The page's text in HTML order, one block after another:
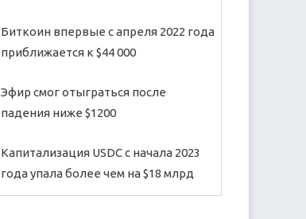
Биткоин впервые с апреля 2022 года
приближается к $44 000
Эфир смог отыграться после
падения ниже $1200
Капитализация USDC с начала 2023
года упала более чем на $18 млрд